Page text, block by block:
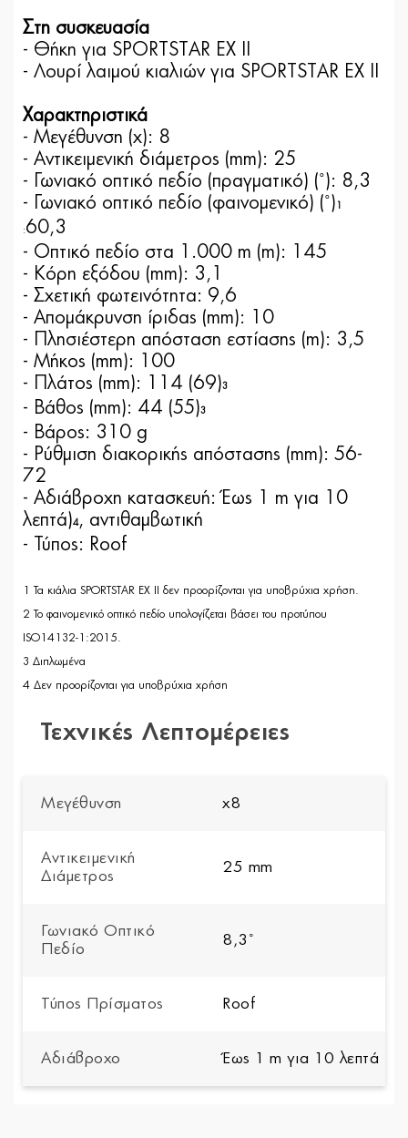
Στη συσκευασία
- Θήκη για SPORTSTAR EX II
- Λουρί λαιμού κιαλιών για SPORTSTAR EX II
Χαρακτηριστικά
- Μεγέθυνση (x): 8
- Αντικειμενική διάμετρος (mm): 25
- Γωνιακό οπτικό πεδίο (πραγματικό) (˚): 8,3
- Γωνιακό οπτικό πεδίο (φαινομενικό) (˚)
: 60,3
- Οπτικό πεδίο στα 1.000 m (m): 145
- Κόρη εξόδου (mm): 3,1
- Σχετική φωτεινότητα: 9,6
- Απομάκρυνση ίριδας (mm): 10
- Πλησιέστερη απόσταση εστίασης (m): 3,5
- Μήκος (mm): 100
- Πλάτος (mm): 114 (69)3
- Βάθος (mm): 44 (55)3
- Βάρος: 310 g
- Ρύθμιση διακορικής απόστασης (mm): 56-
72
- Αδιάβροχη κατασκευή: Έως 1 m για 10
λεπτά)4, αντιθαμβωτική
- Τύπος: Roof
1 Τα κιάλια SPORTSTAR EX II δεν προορίζονται για υποβρύχια χρήση.
2 Το φαινομενικό οπτικό πεδίο υπολογίζεται βάσει του προτύπου
ISO14132-1:2015.
3 Διπλωμένα
4 Δεν προορίζονται για υποβρύχια χρήση
Τεχνικές Λεπτομέρειες
Μεγέθυνση x8
Αντικειμενική
Διάμετρος
25 mm
Γωνιακό Οπτικό
Πεδίο
8,3˚
Τύπος Πρίσματος Roof
Αδιάβροχο Έως 1 m για 10 λεπτά